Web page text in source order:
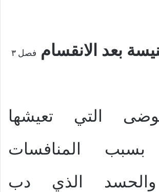
بعد الانقسام فصل ٣
التي تعيشها
بسبب المنافسات
والحسد الذي دب